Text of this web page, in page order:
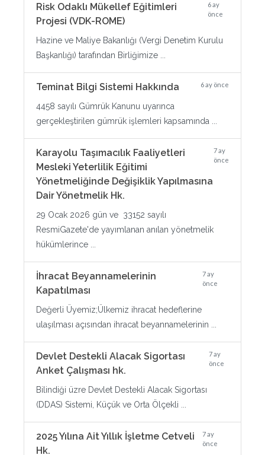
Risk Odaklı Mükellef Eğitimleri
Projesi (VDK-ROME)
6 ay
önce
Hazine ve Maliye Bakanlığı (Vergi Denetim Kurulu
Başkanlığı) tarafından Birliğimize ...
Teminat Bilgi Sistemi Hakkında 6 ay önce
4458 sayılı Gümrük Kanunu uyarınca
gerçekleştirilen gümrük işlemleri kapsamında ...
Karayolu Taşımacılık Faaliyetleri
Mesleki Yeterlilik Eğitimi
Yönetmeliğinde Değişiklik Yapılmasına
Dair Yönetmelik Hk.
7 ay
önce
29 Ocak 2026 gün ve 33152 sayılı
ResmiGazete'de yayımlanan anılan yönetmelik
hükümlerince ...
İhracat Beyannamelerinin
Kapatılması
7 ay
önce
Değerli Üyemiz;Ülkemiz ihracat hedeflerine
ulaşılması açısından ihracat beyannamelerinin ...
Devlet Destekli Alacak Sigortası
Anket Çalışması hk.
7 ay
önce
Bilindiği üzre Devlet Destekli Alacak Sigortası
(DDAS) Sistemi, Küçük ve Orta Ölçekli ...
2025 Yılına Ait Yıllık İşletme Cetveli
Hk.
7 ay
önce